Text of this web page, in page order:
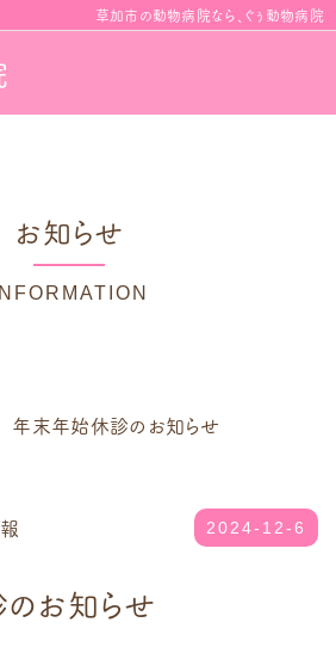
草加市の動物病院なら、ぐぅ動物病院
お知らせ
INFORMATION
年末年始休診のお知らせ
2024-12-6
お知らせ